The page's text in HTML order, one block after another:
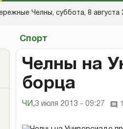
Челны, суббота, 8 августа
Спорт
Челны на
борца
ЧИ ,3 июля 2013 - 09:27